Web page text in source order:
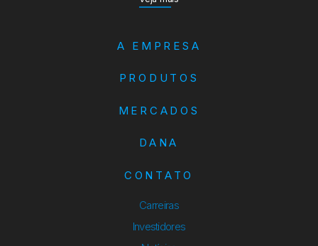
A EMPRESA
PRODUTOS
MERCADOS
DANA
CONTATO
Carreiras
Investidores